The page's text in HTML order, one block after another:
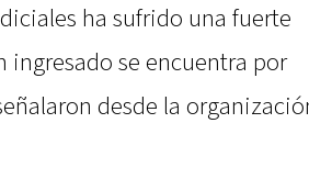
ha sufrido una fuerte
ingresado se encuentra por
desde la